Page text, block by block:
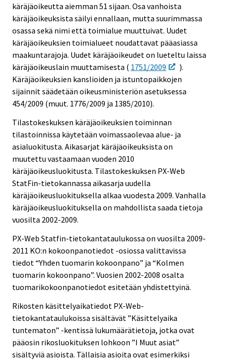
käräjäoikeutta aiemman 51 sijaan. Osa vanhoista
käräjäoikeuksista säilyi ennallaan, mutta suurimmassa
osassa sekä nimi että toimialue muuttuivat. Uudet
käräjäoikeuksien toimialueet noudattavat pääasiassa
maakuntarajoja. Uudet käräjäoikeudet on lueteltu laissa
käräjäoikeuslain muuttamisesta ( 1751/2009
).
Käräjäoikeuksien kanslioiden ja istuntopaikkojen
sijainnit säädetään oikeusministeriön asetuksessa
454/2009 (muut. 1776/2009 ja 1385/2010).
Tilastokeskuksen käräjäoikeuksien toiminnan
tilastoinnissa käytetään voimassaolevaa alue- ja
asialuokitusta. Aikasarjat käräjäoikeuksista on
muutettu vastaamaan vuoden 2010
käräjäoikeusluokitusta. Tilastokeskuksen PX-Web
StatFin-tietokannassa aikasarja uudella
käräjäoikeusluokituksella alkaa vuodesta 2009. Vanhalla
käräjäoikeusluokituksella on mahdollista saada tietoja
vuosilta 2002-2009.
PX-Web Statfin-tietokantataulukossa on vuosilta 2009-
2011 KO:n kokoonpanotiedot -osiossa valittavissa
tiedot “Yhden tuomarin kokoonpano” ja “Kolmen
tuomarin kokoonpano”. Vuosien 2002-2008 osalta
tuomarikokoonpanotiedot esitetään yhdistettyinä.
Rikosten käsittelyaikatiedot PX-Web-
tietokantataulukoissa sisältävät ”Käsittelyaika
tuntematon” -kentissä lukumäärätietoja, jotka ovat
pääosin rikosluokituksen lohkoon ”I Muut asiat”
sisältyviä asioista. Tällaisia asioita ovat esimerkiksi